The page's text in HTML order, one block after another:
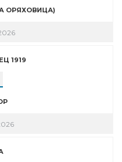
ОРЯХОВИЦА)
1919